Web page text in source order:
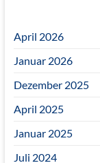
April 2026
Januar 2026
Dezember 2025
April 2025
Januar 2025
Juli 2024